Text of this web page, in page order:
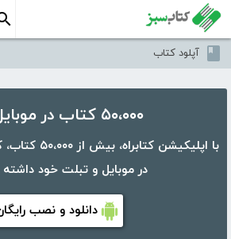
آپلود کتاب
۵۰،۰۰۰ کتاب در موبایل شما
با اپلیکیشن
در موبایل و تبلت خود داشته
دانلود و نصب